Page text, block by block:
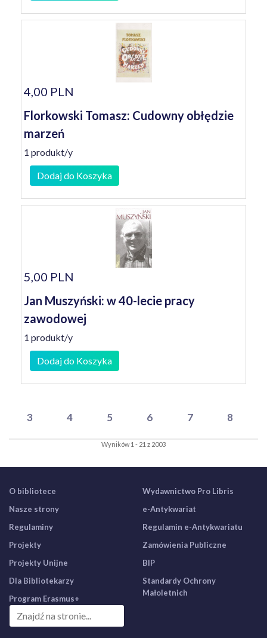
4,00 PLN
Florkowski Tomasz: Cudowny obłędzie
marzeń
1 produkt/y
Dodaj do Koszyka
5,00 PLN
Jan Muszyński: w 40-lecie pracy
zawodowej
1 produkt/y
Dodaj do Koszyka
3 4 5 6 7 8
Wyników 1 - 21 z 2003
O bibliotece
Nasze strony
Regulaminy
Projekty
Projekty Unijne
Dla Bibliotekarzy
Program Erasmus+
Wydawnictwo Pro Libris
e-Antykwariat
Regulamin e-Antykwariatu
Zamówienia Publiczne
BIP
Standardy Ochrony
Małoletnich